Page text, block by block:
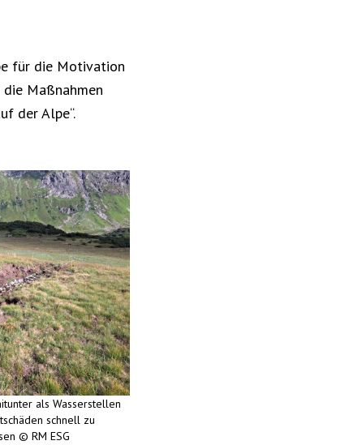
für die Motivation
Maßnahmen
der Alpe“.
als Wasserstellen
schnell zu
© RM ESG